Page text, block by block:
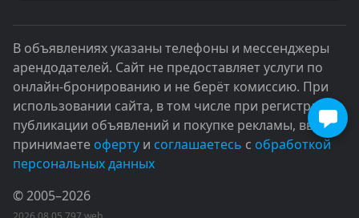
В объявлениях указаны телефоны и мессенджеры
арендодателей. Сайт не предоставляет услуги по
онлайн-бронированию и не берёт комиссию. При
использовании сайта, в том числе при регистрации,
публикации объявлений и покупке рекламы, вы
принимаете оферту и соглашаетесь с обработкой
персональных данных
© 2005–2026